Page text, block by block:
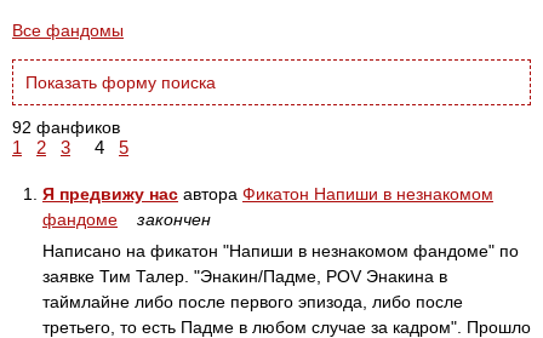
Все фандомы
92 фанфиков
1 2 3 4 5
1. Я предвижу нас автора Фикатон Напиши в незнакомом
фандоме
закончен
Написано на фикатон "Напиши в незнакомом фандоме" по
заявке Тим Талер. "Энакин/Падме, POV Энакина в
таймлайне либо после первого эпизода, либо после
третьего, то есть Падме в любом случае за кадром". Прошло
Показать форму поиска